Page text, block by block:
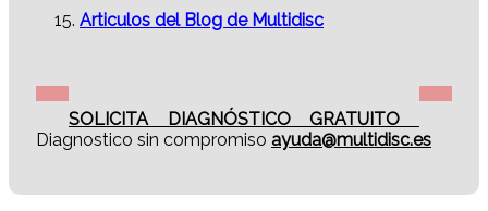
Articulos del Blog de Multidisc
SOLICITA DIAGNÓSTICO GRATUITO
Diagnostico sin compromiso ayuda@multidisc.es